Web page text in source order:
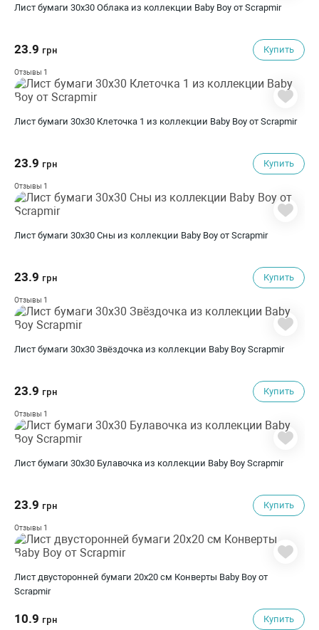
Лист бумаги 30x30 Облака из коллекции Baby Boy от Scrapmir
23.9 грн Купить
Отзывы 1
Лист бумаги 30x30 Клеточка 1 из коллекции Baby Boy от Scrapmir
23.9 грн Купить
Отзывы 1
Лист бумаги 30x30 Сны из коллекции Baby Boy от Scrapmir
23.9 грн Купить
Отзывы 1
Лист бумаги 30x30 Звёздочка из коллекции Baby Boy Scrapmir
23.9 грн Купить
Отзывы 1
Лист бумаги 30x30 Булавочка из коллекции Baby Boy Scrapmir
23.9 грн Купить
Отзывы 1
Лист двусторонней бумаги 20х20 см Конверты Baby Boy от
Scrapmir
10.9 грн Купить